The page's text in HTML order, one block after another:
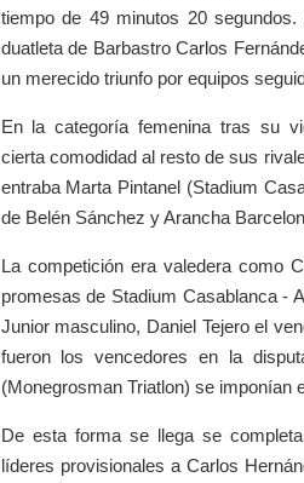
tiempo de 49 minutos 20
duatleta de Barbastro Carlos
un merecido triunfo por equipos
En la categoría femenina tras su
cierta comodidad al resto de sus
entraba Marta Pintanel (Stadium
de Belén Sánchez y Arancha
La competición era valedera como
promesas de Stadium Casablanca -
Junior masculino, Daniel Tejero el
fueron los vencedores en la
(Monegrosman Triatlon) se imponían
De esta forma se llega se
líderes provisionales a Carlos